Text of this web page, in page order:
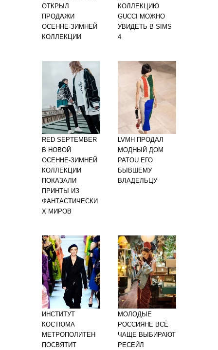
ОТКРЫЛ
ПРОДАЖИ
ОСЕННЕ-ЗИМНЕЙ
КОЛЛЕКЦИИ
КОЛЛЕКЦИЮ
GUCCI МОЖНО
УВИДЕТЬ В SIMS
4
RED SEPTEMBER
В НОВОЙ
ОСЕННЕ-ЗИМНЕЙ
КОЛЛЕКЦИИ
ПОКАЗАЛИ
ПРИНТЫ ИЗ
ФАНТАСТИЧЕСКИ
Х МИРОВ
LVMH ПРОДАЛ
МОДНЫЙ ДОМ
PATOU ЕГО
БЫВШЕМУ
ВЛАДЕЛЬЦУ
ИНСТИТУТ
КОСТЮМА
МЕТРОПОЛИТЕН
ПОСВЯТИТ
МОЛОДЫЕ
РОССИЯНЕ ВСЁ
ЧАЩЕ ВЫБИРАЮТ
РЕСЕЙЛ